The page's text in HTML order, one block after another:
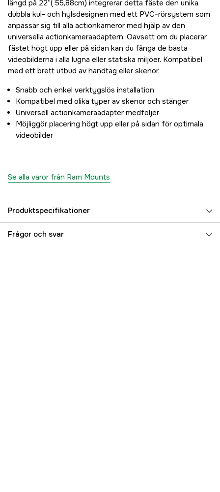
längd på 22”( 55,88cm) integrerar detta fäste den unika
dubbla kul- och hylsdesignen med ett PVC-rörsystem som
anpassar sig till alla actionkameror med hjälp av den
universella actionkameraadaptern. Oavsett om du placerar
fästet högt upp eller på sidan kan du fånga de bästa
videobilderna i alla lugna eller statiska miljöer. Kompatibel
med ett brett utbud av handtag eller skenor.
Snabb och enkel verktygslös installation
Kompatibel med olika typer av skenor och stänger
Universell actionkameraadapter medföljer
Möjliggör placering högt upp eller på sidan för optimala
videobilder
Se alla varor från Ram Mounts
Produktspecifikationer
Referensnummer 5000097609
Frågor och svar